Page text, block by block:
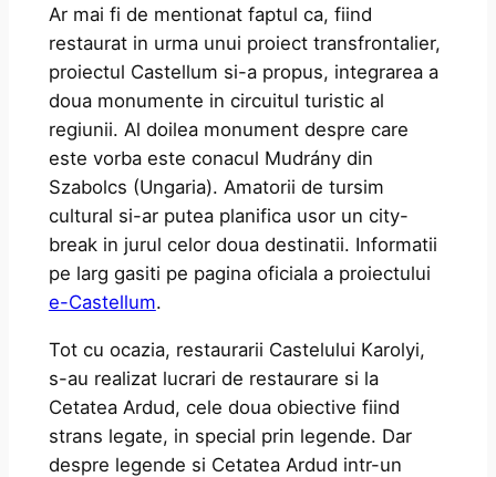
Ar mai fi de mentionat faptul ca, fiind
restaurat in urma unui proiect transfrontalier,
proiectul Castellum si-a propus, integrarea a
doua monumente in circuitul turistic al
regiunii. Al doilea monument despre care
este vorba este conacul Mudrány din
Szabolcs (Ungaria). Amatorii de tursim
cultural si-ar putea planifica usor un city-
break in jurul celor doua destinatii. Informatii
pe larg gasiti pe pagina oficiala a proiectului
e-Castellum.
Tot cu ocazia, restaurarii Castelului Karolyi,
s-au realizat lucrari de restaurare si la
Cetatea Ardud, cele doua obiective fiind
strans legate, in special prin legende. Dar
despre legende si Cetatea Ardud intr-un